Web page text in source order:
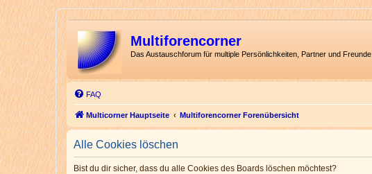
Multiforencorner
Das Austauschforum für multiple Persönlichkeiten, Partner und Freunde
FAQ
Multicorner Hauptseite Multiforencorner Forenübersicht
Alle Cookies löschen
Bist du dir sicher, dass du alle Cookies des Boards löschen möchtest?